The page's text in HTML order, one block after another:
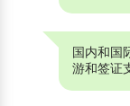
国内和国
游和签证